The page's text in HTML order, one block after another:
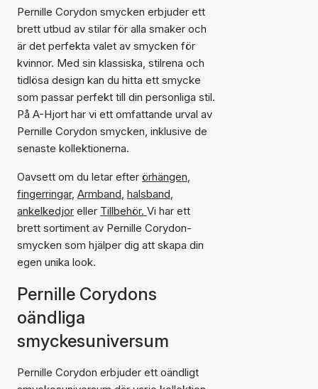
Pernille Corydon smycken erbjuder ett
brett utbud av stilar för alla smaker och
är det perfekta valet av smycken för
kvinnor. Med sin klassiska, stilrena och
tidlösa design kan du hitta ett smycke
som passar perfekt till din personliga stil.
På A-Hjort har vi ett omfattande urval av
Pernille Corydon smycken, inklusive de
senaste kollektionerna.
Oavsett om du letar efter örhängen,
fingerringar, Armband, halsband,
ankelkedjor eller Tillbehör. Vi har ett
brett sortiment av Pernille Corydon-
smycken som hjälper dig att skapa din
egen unika look.
Pernille Corydons
oändliga
smyckesuniversum
Pernille Corydon erbjuder ett oändligt